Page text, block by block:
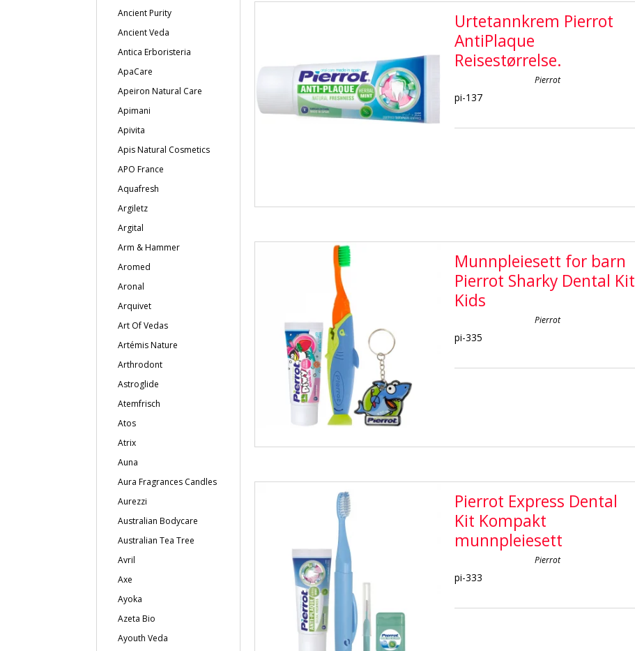
Ancient Purity
Ancient Veda
Antica Erboristeria
ApaCare
Apeiron Natural Care
Apimani
Apivita
Apis Natural Cosmetics
APO France
Aquafresh
Argiletz
Argital
Arm & Hammer
Aromed
Aronal
Arquivet
Art Of Vedas
Artémis Nature
Arthrodont
Astroglide
Atemfrisch
Atos
Atrix
Auna
Aura Fragrances Candles
Aurezzi
Australian Bodycare
Australian Tea Tree
Avril
Axe
Ayoka
Azeta Bio
Ayouth Veda
Urtetannkrem Pierrot
AntiPlaque
Reisestørrelse.
Pierrot
pi-137
Munnpleiesett for barn
Pierrot Sharky Dental Kit
Kids
Pierrot
pi-335
Pierrot Express Dental
Kit Kompakt
munnpleiesett
Pierrot
pi-333